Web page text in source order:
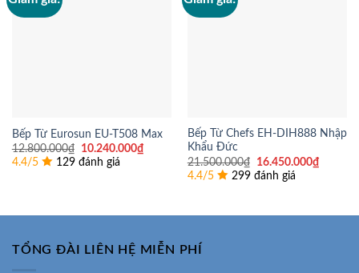
Bếp Từ Eurosun EU-T508 Max
12.800.000₫
Giá
gốc
là:
10.240.000₫Giá
4.4/5 129 đánh giá
Bếp Từ Chefs EH-DIH888 Nhập
Khẩu Đức
21.500.000₫
Giá
gốc
là:
16.450.000₫Giá
hiện
4.4/5 299 đánh giá
TỔNG ĐÀI LIÊN HỆ MIỄN PHÍ